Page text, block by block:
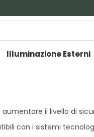
Illuminazione Esterni
il livello di
con i sistemi